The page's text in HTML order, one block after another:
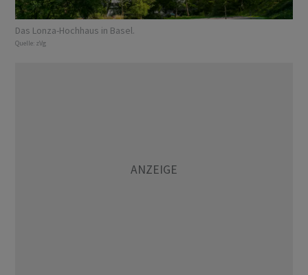
Das Lonza-Hochhaus in Basel.
Quelle: zVg